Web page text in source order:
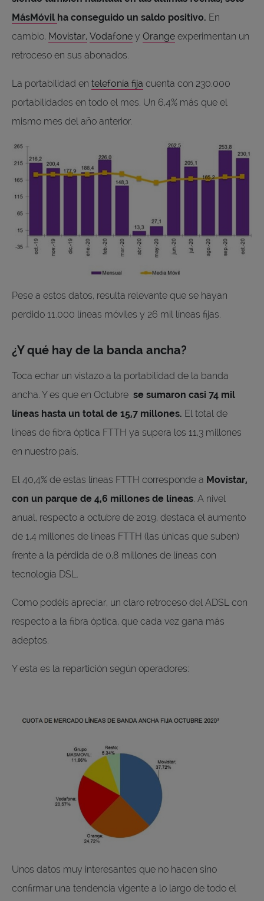
MásMóvil ha conseguido un saldo positivo. En
cambio, Movistar, Vodafone y Orange experimentan un
retroceso en sus abonados.
La portabilidad en telefonía fija cuenta con 230.000
portabilidades en todo el mes. Un 6,4% más que el
mismo mes del año anterior.
Pese a estos datos, resulta relevante que se hayan
perdido 11.000 líneas móviles y 26 mil líneas fijas.
¿Y qué hay de la banda ancha?
Toca echar un vistazo a la portabilidad de la banda
ancha. Y es que en Octubre se sumaron casi 74 mil
líneas hasta un total de 15,7 millones. El total de
líneas de fibra óptica FTTH ya supera los 11,3 millones
en nuestro país.
El 40,4% de estas líneas FTTH corresponde a Movistar,
con un parque de 4,6 millones de líneas. A nivel
anual, respecto a octubre de 2019, destaca el aumento
de 1,4 millones de líneas FTTH (las únicas que suben)
frente a la pérdida de 0,8 millones de líneas con
tecnología DSL.
Como podéis apreciar, un claro retroceso del ADSL con
respecto a la fibra óptica, que cada vez gana más
adeptos.
Y esta es la repartición según operadores:
Unos datos muy interesantes que no hacen sino
confirmar una tendencia vigente a lo largo de todo el